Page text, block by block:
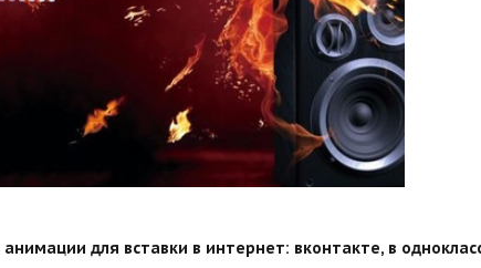
для вставки в интернет: вконтакте, в